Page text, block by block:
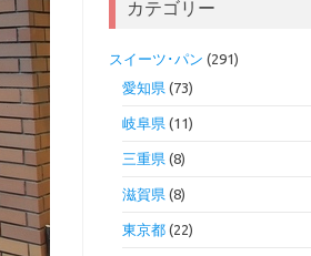
カテゴリー
スイーツ･パン (291)
愛知県(73)
岐阜県(11)
三重県(8)
滋賀県(8)
東京都(22)